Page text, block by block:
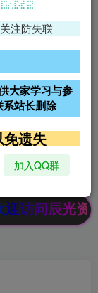
服务器38元/
免备案服务器
字广告位招租
字广告位招租
，本站会员
注防失联
大家学习与参
站长删除
遗失
加入QQ群